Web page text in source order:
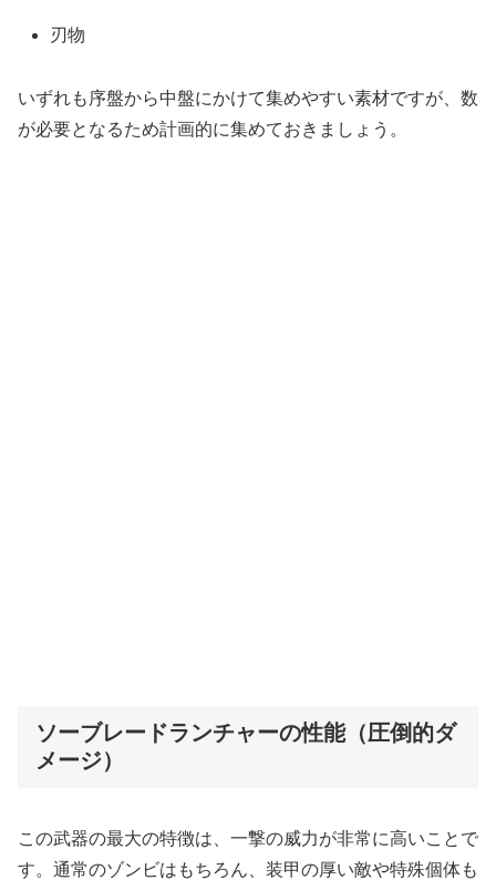
刃物
いずれも序盤から中盤にかけて集めやすい素材ですが、数
が必要となるため計画的に集めておきましょう。
ソーブレードランチャーの性能（圧倒的ダ
メージ）
この武器の最大の特徴は、一撃の威力が非常に高いことで
す。通常のゾンビはもちろん、装甲の厚い敵や特殊個体も